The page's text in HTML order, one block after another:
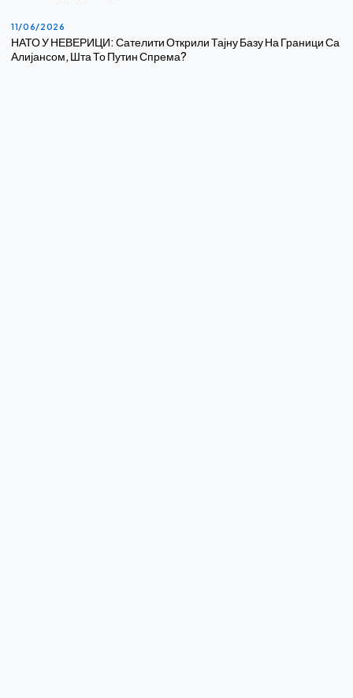
11/06/2026
НАТО У НЕВЕРИЦИ: Сателити Открили Тајну Базу На Граници Са
Алијансом, Шта То Путин Спрема?